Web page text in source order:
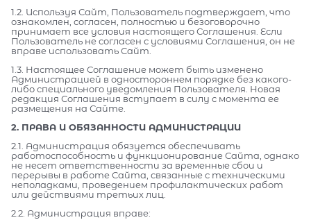
1.2. Используя Сайт, Пользователь подтверждает, что
ознакомлен, согласен, полностью и безоговорочно
принимает все условия настоящего Соглашения. Если
Пользователь не согласен с условиями Соглашения, он не
вправе использовать Сайт.
1.3. Настоящее Соглашение может быть изменено
Администрацией в одностороннем порядке без какого-
либо специального уведомления Пользователя. Новая
редакция Соглашения вступает в силу с момента ее
размещения на Сайте.
2. ПРАВА И ОБЯЗАННОСТИ АДМИНИСТРАЦИИ
2.1. Администрация обязуется обеспечивать
работоспособность и функционирование Сайта, однако
не несет ответственности за временные сбои и
перерывы в работе Сайта, связанные с техническими
неполадками, проведением профилактических работ
или действиями третьих лиц.
2.2. Администрация вправе: